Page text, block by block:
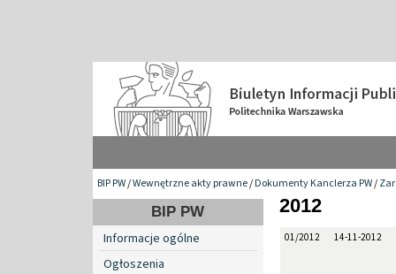
BIP PW/Wewnętrzne akty prawne/Dokumenty Kanclerza PW/
BIP PW
Informacje ogólne
Ogłoszenia
2012
01/2012 14-11-2012